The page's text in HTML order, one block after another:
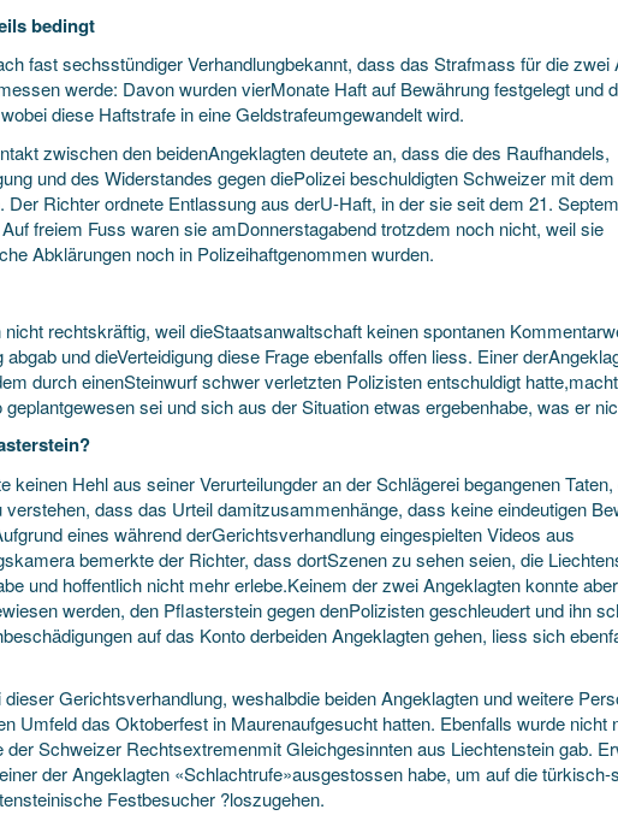
bedingt
fast sechsstündiger Verhandlungbekannt, dass das Strafmass für die zwei
werde: Davon wurden vierMonate Haft auf Bewährung festgelegt und
diese Haftstrafe in eine Geldstrafeumgewandelt wird.
zwischen den beidenAngeklagten deutete an, dass die des Raufhandels,
und des Widerstandes gegen diePolizei beschuldigten Schweizer mit
Der Richter ordnete Entlassung aus derU-Haft, in der sie seit dem 21.
freiem Fuss waren sie amDonnerstagabend trotzdem noch nicht, weil sie
Abklärungen noch in Polizeihaftgenommen wurden.
rechtskräftig, weil dieStaatsanwaltschaft keinen spontanen
abgab und dieVerteidigung diese Frage ebenfalls offen liess. Einer
durch einenSteinwurf schwer verletzten Polizisten entschuldigt
sei und sich aus der Situation etwas ergebenhabe, was er
keinen Hehl aus seiner Verurteilungder an der Schlägerei begangenen Taten,
verstehen, dass das Urteil damitzusammenhänge, dass keine eindeutigen
eines während derGerichtsverhandlung eingespielten Videos aus
bemerkte der Richter, dass dortSzenen zu sehen seien, die
und hoffentlich nicht mehr erlebe.Keinem der zwei Angeklagten konnte aber
werden, den Pflasterstein gegen denPolizisten geschleudert und ihn
auf das Konto derbeiden Angeklagten gehen, liess sich
dieser Gerichtsverhandlung, weshalbdie beiden Angeklagten und weitere
Umfeld das Oktoberfest in Maurenaufgesucht hatten. Ebenfalls wurde nicht
der Schweizer Rechtsextremenmit Gleichgesinnten aus Liechtenstein gab.
der Angeklagten «Schlachtrufe»ausgestossen habe, um auf die
Festbesucher ?loszugehen.